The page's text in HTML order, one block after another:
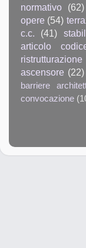
normativo
(62)
opere (54)
c.c.
(41)
articolo
ristrutturazione
ascensore (22)
barriere
convocazione